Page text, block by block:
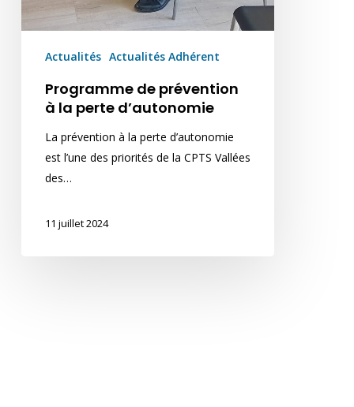
Actualités Actualités Adhérent
Programme de prévention
à la perte d’autonomie
La prévention à la perte d’autonomie
est l’une des priorités de la CPTS Vallées
des…
11 juillet 2024